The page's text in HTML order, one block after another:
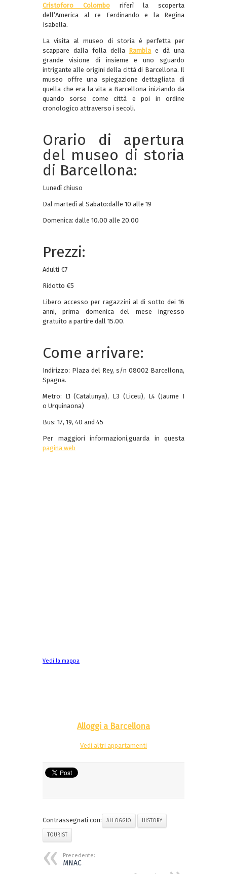
Cristoforo Colomboriferì la scoperta
dell’America al re Ferdinando e la Regina
Isabella.
La visita al museo di storia è perfetta per
scappare dalla folla della Rambla e dà una
grande visione di insieme e uno sguardo
intrigante alle origini della città di Barcellona. Il
museo offre una spiegazione dettagliata di
quella che era la vita a Barcellona iniziando da
quando sorse come città e poi in ordine
cronologico attraverso i secoli.
Orario di apertura
del museo di storia
di Barcellona:
Lunedì chiuso
Dal martedì al Sabato:dalle 10 alle 19
Domenica: dalle 10.00 alle 20.00
Prezzi:
Adulti €7
Ridotto €5
Libero accesso per ragazzini al di sotto dei 16
anni, prima domenica del mese ingresso
gratuito a partire dall 15.00.
Come arrivare:
Indirizzo: Plaza del Rey, s/n 08002 Barcellona,
Spagna.
Metro: L1 (Catalunya), L3 (Liceu), L4 (Jaume I
o Urquinaona)
Bus: 17, 19, 40 and 45
Per maggiori informazioni,guarda in questa
pagina web
Vedi la mappa
Alloggi a Barcellona
Vedi altri appartamenti
Contrassegnati con: ALLOGGIO HISTORY
TOURIST
Precedente:
MNAC